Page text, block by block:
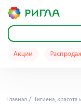
Акции
Главная Гигиена, красота